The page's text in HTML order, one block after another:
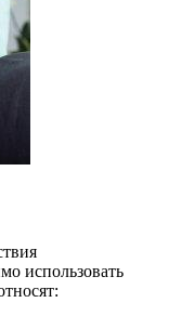
использовать